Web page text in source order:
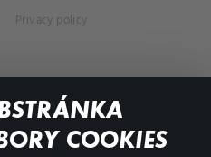
COOKIES
Privacy policy